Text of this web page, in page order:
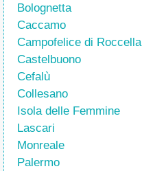
Bolognetta
Caccamo
Campofelice di Roccella
Castelbuono
Cefalù
Collesano
Isola delle Femmine
Lascari
Monreale
Palermo